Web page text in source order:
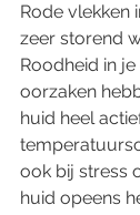
Rode vlekken
zeer storend
Roodheid in
oorzaken
huid heel
ook bij stress
huid opeens